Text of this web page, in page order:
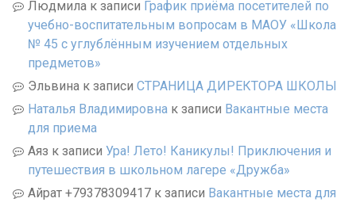
Людмила к записи График приёма посетителей по
учебно-воспитательным вопросам в МАОУ «Школа
№ 45 с углублённым изучением отдельных
предметов»
Эльвина к записи СТРАНИЦА ДИРЕКТОРА ШКОЛЫ
Наталья Владимировна к записи Вакантные места
для приема
Аяз к записи Ура! Лето! Каникулы! Приключения и
путешествия в школьном лагере «Дружба»
Айрат +79378309417 к записи Вакантные места для